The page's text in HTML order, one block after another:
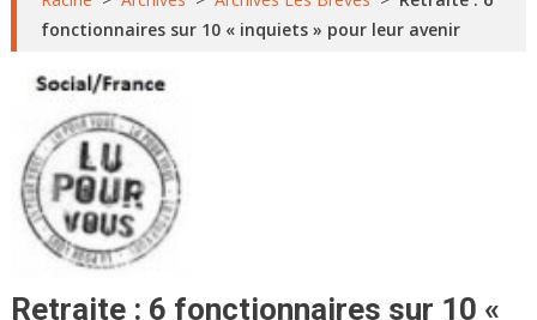
fonctionnaires sur 10 « inquiets » pour leur avenir
Retraite : 6 fonctionnaires sur 10 «